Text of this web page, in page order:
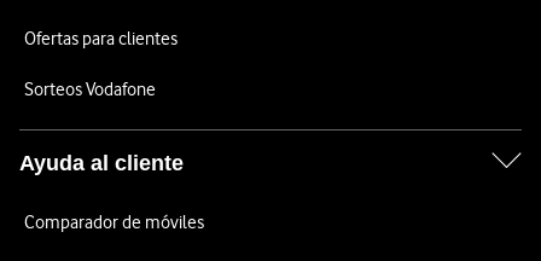
Ofertas para clientes
Sorteos Vodafone
Ayuda al cliente
Comparador de móviles